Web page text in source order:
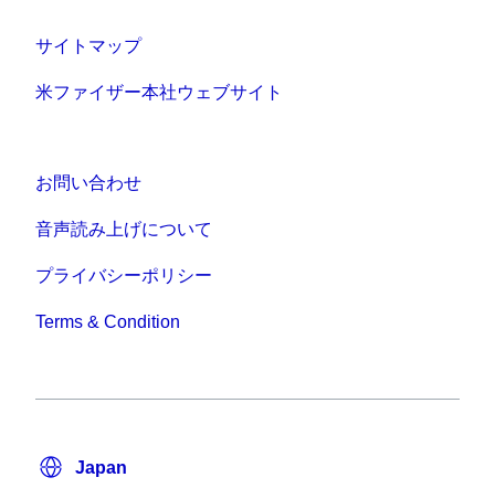
サイトマップ
米ファイザー本社ウェブサイト
お問い合わせ
音声読み上げについて
プライバシーポリシー
Terms & Condition